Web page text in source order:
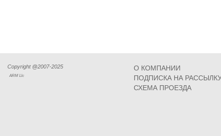
Copyright @2007-2025
ARM Llc
О КОМПАНИИ
ПОДПИСКА НА
СХЕМА ПРОЕЗДА